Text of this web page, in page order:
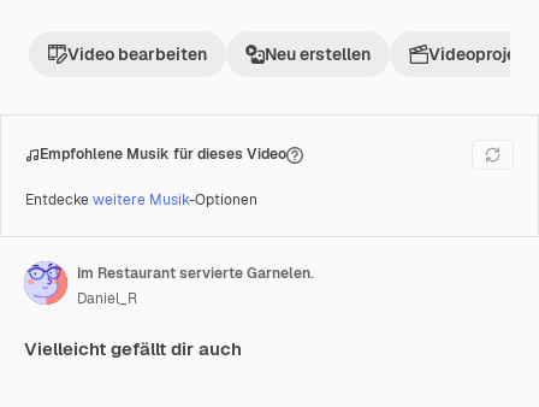
Video bearbeiten Neu erstellen Videoprojekt
Empfohlene Musik für dieses Video
Entdeckeweitere Musik-Optionen
Im Restaurant servierte Garnelen.
Daniel_R
Vielleicht gefällt dir auch